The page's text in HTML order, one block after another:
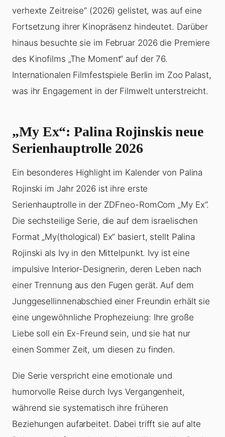
verhexte Zeitreise“ (2026) gelistet, was auf eine
Fortsetzung ihrer Kinopräsenz hindeutet. Darüber
hinaus besuchte sie im Februar 2026 die Premiere
des Kinofilms „The Moment“ auf der 76.
Internationalen Filmfestspiele Berlin im Zoo Palast,
was ihr Engagement in der Filmwelt unterstreicht.
„My Ex“: Palina Rojinskis neue
Serienhauptrolle 2026
Ein besonderes Highlight im Kalender von Palina
Rojinski im Jahr 2026 ist ihre erste
Serienhauptrolle in der ZDFneo-RomCom „My Ex“.
Die sechsteilige Serie, die auf dem israelischen
Format „My(thological) Ex“ basiert, stellt Palina
Rojinski als Ivy in den Mittelpunkt. Ivy ist eine
impulsive Interior-Designerin, deren Leben nach
einer Trennung aus den Fugen gerät. Auf dem
Junggesellinnenabschied einer Freundin erhält sie
eine ungewöhnliche Prophezeiung: Ihre große
Liebe soll ein Ex-Freund sein, und sie hat nur
einen Sommer Zeit, um diesen zu finden.
Die Serie verspricht eine emotionale und
humorvolle Reise durch Ivys Vergangenheit,
während sie systematisch ihre früheren
Beziehungen aufarbeitet. Dabei trifft sie auf alte